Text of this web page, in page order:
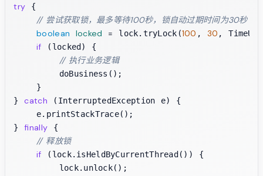
try {
// 尝试获取锁，最多等待100秒，锁自动过期时间为30秒
boolean
locked = lock.tryLock(100 , 30 ,
if (locked) {
// 执行业务逻辑
        doBusiness();
    }
} catch (InterruptedException e) {
    e.printStackTrace();
} finally {
// 释放锁
if (lock.isHeldByCurrentThread()) {
        lock.unlock();